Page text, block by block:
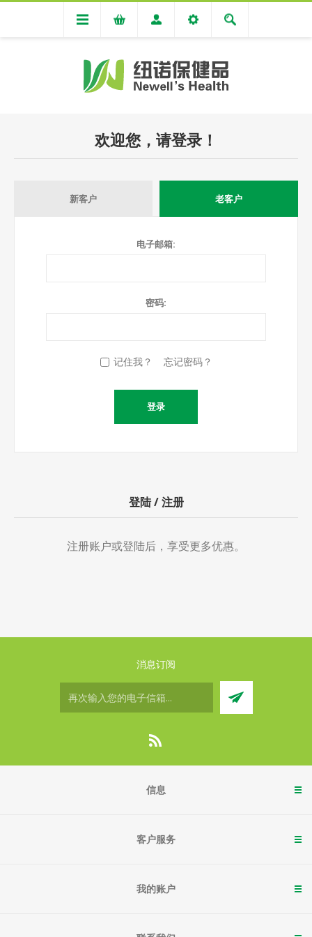
欢迎您，请登录！
新客户 老客户
电子邮箱:
密码:
记住我？ 忘记密码？
登陆 / 注册
注册账户或登陆后，享受更多优惠。
消息订阅
信息
客户服务
我的账户